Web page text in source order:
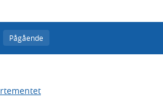
Pågående